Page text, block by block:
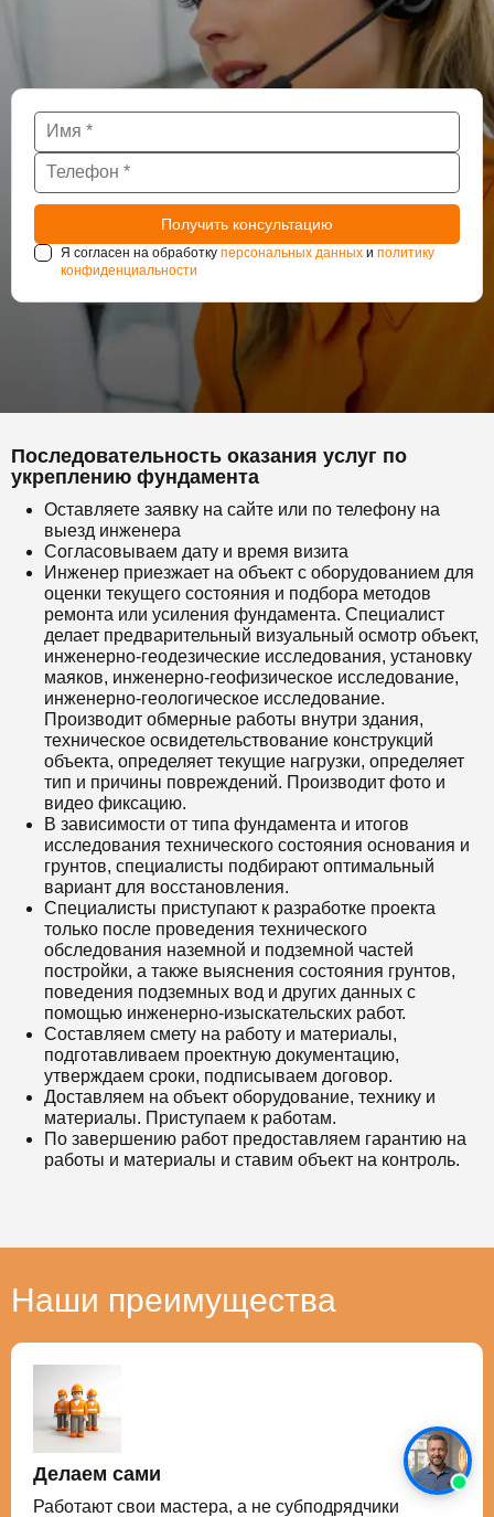
Я согласен на обработку персональных данных и политику
конфиденциальности
Последовательность оказания услуг по
укреплению фундамента
Оставляете заявку на сайте или по телефону на
выезд инженера
Согласовываем дату и время визита
Инженер приезжает на объект с оборудованием для
оценки текущего состояния и подбора методов
ремонта или усиления фундамента. Специалист
делает предварительный визуальный осмотр объект,
инженерно-геодезические исследования, установку
маяков, инженерно-геофизическое исследование,
инженерно-геологическое исследование.
Производит обмерные работы внутри здания,
техническое освидетельствование конструкций
объекта, определяет текущие нагрузки, определяет
тип и причины повреждений. Производит фото и
видео фиксацию.
В зависимости от типа фундамента и итогов
исследования технического состояния основания и
грунтов, специалисты подбирают оптимальный
вариант для восстановления.
Специалисты приступают к разработке проекта
только после проведения технического
обследования наземной и подземной частей
постройки, а также выяснения состояния грунтов,
поведения подземных вод и других данных с
помощью инженерно-изыскательских работ.
Составляем смету на работу и материалы,
подготавливаем проектную документацию,
утверждаем сроки, подписываем договор.
Доставляем на объект оборудование, технику и
материалы. Приступаем к работам.
По завершению работ предоставляем гарантию на
работы и материалы и ставим объект на контроль.
Наши преимущества
Делаем сами
Работают свои мастера, а не субподрядчики